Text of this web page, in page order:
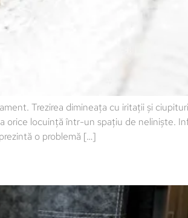
Trezirea dimineața cu iritații și
locuință într-un spațiu de neliniște.
o problemă […]